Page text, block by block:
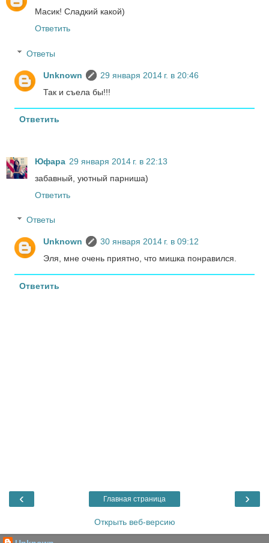
Масик! Сладкий какой)
Ответить
Ответы
Unknown
29 января 2014 г. в 20:46
Так и съела бы!!!
Ответить
Юфара 29 января 2014 г. в 22:13
забавный, уютный парниша)
Ответить
Ответы
Unknown
30 января 2014 г. в 09:12
Эля, мне очень приятно, что мишка понравился.
Ответить
‹ ›
Главная страница
Открыть веб-версию